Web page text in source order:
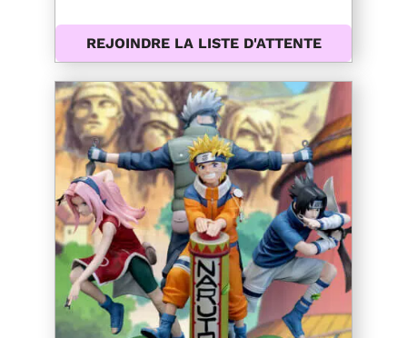
REJOINDRE LA LISTE D'ATTENTE
AJOUTER AU PANIER
/
DETAILS